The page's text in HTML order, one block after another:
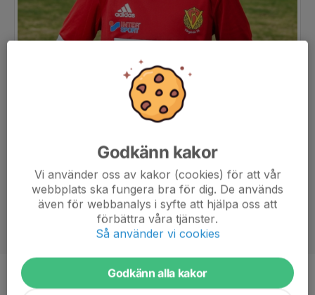
Position
Godkänn kakor
Vi använder oss av kakor (cookies) för att vår
webbplats ska fungera bra för dig. De används
även för webbanalys i syfte att hjälpa oss att
förbättra våra tjänster.
Så använder vi cookies
Godkänn alla kakor